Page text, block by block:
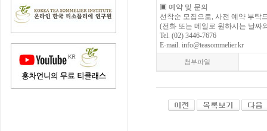
▣ 예약 및 문의
선착순 모집으로, 사전 예약 부탁
(전화 또는 메일로 원하시는 날짜
Tel. (02) 3446-7676
E-mail. info@teasommelier.kr
첨부파일